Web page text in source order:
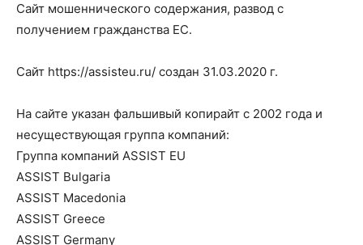
Сайт мошеннического содержания, развод с
получением гражданства ЕС.
Сайт https://assisteu.ru/ создан 31.03.2020 г.
На сайте указан фальшивый копирайт с 2002 года и
несуществующая группа компаний:
Группа компаний ASSIST EU
ASSIST Bulgaria
ASSIST Macedonia
ASSIST Greece
ASSIST Germany